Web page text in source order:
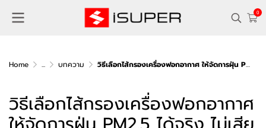
0
Home ... บทความ วิธีเลือกไส้กรองเครื่องฟอกอากาศ ให้จัดการฝุ่น PM2.5 ได้จริง ไม่เสียเงินเปล่า
วิธีเลือกไส้กรองเครื่องฟอกอากาศ